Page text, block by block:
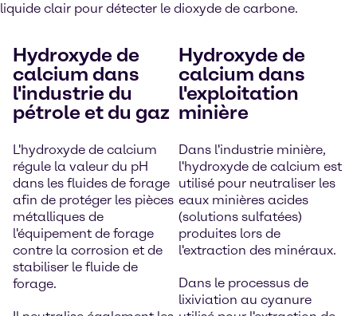
liquide clair pour détecter le dioxyde de carbone.
Hydroxyde de
calcium dans
l'industrie du
pétrole et du gaz
L'hydroxyde de calcium
régule la valeur du pH
dans les fluides de forage
afin de protéger les pièces
métalliques de
l'équipement de forage
contre la corrosion et de
stabiliser le fluide de
forage.
Hydroxyde de
calcium dans
l'exploitation
minière
Dans l'industrie minière,
l'hydroxyde de calcium est
utilisé pour neutraliser les
eaux minières acides
(solutions sulfatées)
produites lors de
l'extraction des minéraux.
Dans le processus de
lixiviation au cyanure